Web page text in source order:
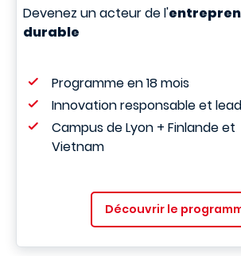
Devenez un acteur de l'
durable
Programme en 18 mois
Innovation responsable et
Campus de Lyon + Finlande et
Vietnam
Découvrir le